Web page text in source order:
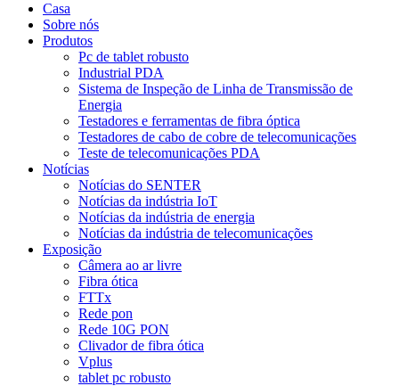
Casa
Sobre nós
Produtos
Pc de tablet robusto
Industrial PDA
Sistema de Inspeção de Linha de Transmissão de
Energia
Testadores e ferramentas de fibra óptica
Testadores de cabo de cobre de telecomunicações
Teste de telecomunicações PDA
Notícias
Notícias do SENTER
Notícias da indústria IoT
Notícias da indústria de energia
Notícias da indústria de telecomunicações
Exposição
Câmera ao ar livre
Fibra ótica
FTTx
Rede pon
Rede 10G PON
Clivador de fibra ótica
Vplus
tablet pc robusto